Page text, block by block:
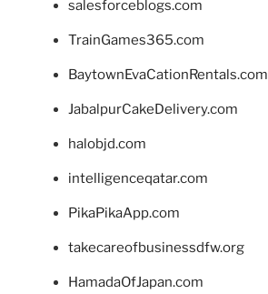
salesforceblogs.com
TrainGames365.com
BaytownEvaCationRentals.com
JabalpurCakeDelivery.com
halobjd.com
intelligenceqatar.com
PikaPikaApp.com
takecareofbusinessdfw.org
HamadaOfJapan.com